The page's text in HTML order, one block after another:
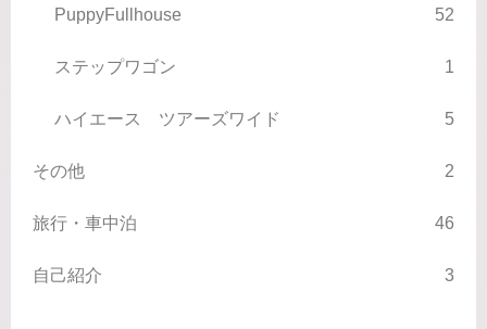
PuppyFullhouse 52
ステップワゴン 1
ハイエース ツアーズワイド 5
その他 2
旅行・車中泊 46
自己紹介 3